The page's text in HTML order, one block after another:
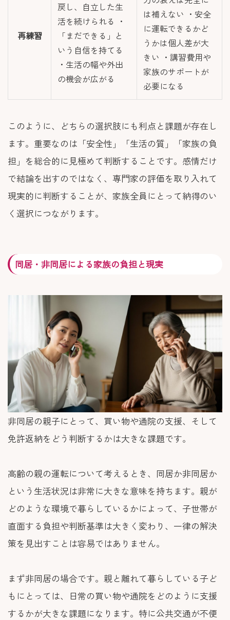
再練習
戻し、自立した生
活を続けられる ・
「まだできる」と
いう自信を持てる
・生活の幅や外出
の機会が広がる
は補えない ・安全
に運転できるかど
うかは個人差が大
きい ・講習費用や
家族のサポートが
必要になる
このように、どちらの選択肢にも利点と課題が存在し
ます。重要なのは「安全性」「生活の質」「家族の負
担」を総合的に見極めて判断することです。感情だけ
で結論を出すのではなく、専門家の評価を取り入れて
現実的に判断することが、家族全員にとって納得のい
く選択につながります。
同居・非同居による家族の負担と現実
非同居の親子にとって、買い物や通院の支援、そして
免許返納をどう判断するかは大きな課題です。
高齢の親の運転について考えるとき、同居か非同居か
という生活状況は非常に大きな意味を持ちます。親が
どのような環境で暮らしているかによって、子世帯が
直面する負担や判断基準は大きく変わり、一律の解決
策を見出すことは容易ではありません。
まず非同居の場合です。親と離れて暮らしている子ど
もにとっては、日常の買い物や通院をどのように支援
するかが大きな課題になります。特に公共交通が不便